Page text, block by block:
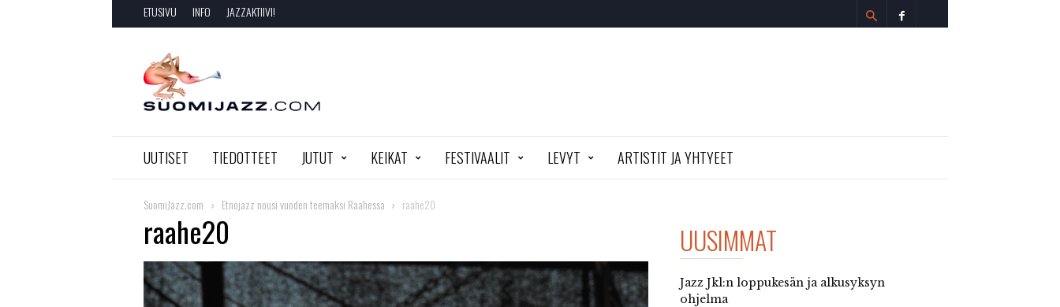
ETUSIVU INFO JAZZAKTIIVI!
SuomiJazz.com
UUTISET TIEDOTTEET JUTUT KEIKAT FESTIVAALIT LEVYT ARTISTIT JA YHTYEET
SuomiJazz.com Etnojazz nousi vuoden teemaksi Raahessa raahe20
raahe20 UUSIMMAT
Jazz Jkl:n loppukesän ja alkusyksyn
ohjelma